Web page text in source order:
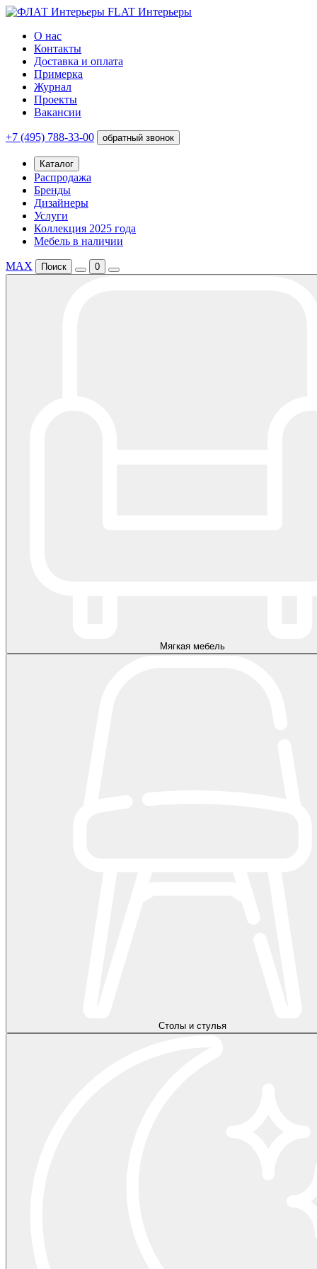
FLAT Интерьеры
О нас
Контакты
Доставка и оплата
Примерка
Журнал
Проекты
Вакансии
+7 (495) 788-33-00 обратный звонок
Каталог
Распродажа
Бренды
Дизайнеры
Услуги
Коллекция 2025 года
Мебель в наличии
MAX Поиск 0
Мягкая мебель
Столы и стулья